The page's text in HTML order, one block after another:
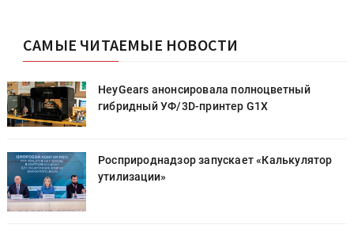
САМЫЕ ЧИТАЕМЫЕ НОВОСТИ
HeyGears анонсировала полноцветный
гибридный УФ/3D-принтер G1X
Росприроднадзор запускает «Калькулятор
утилизации»